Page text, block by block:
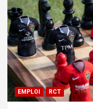
EMPLOI RCT